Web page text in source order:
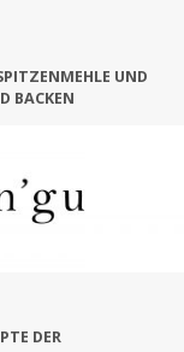
UND V
DER